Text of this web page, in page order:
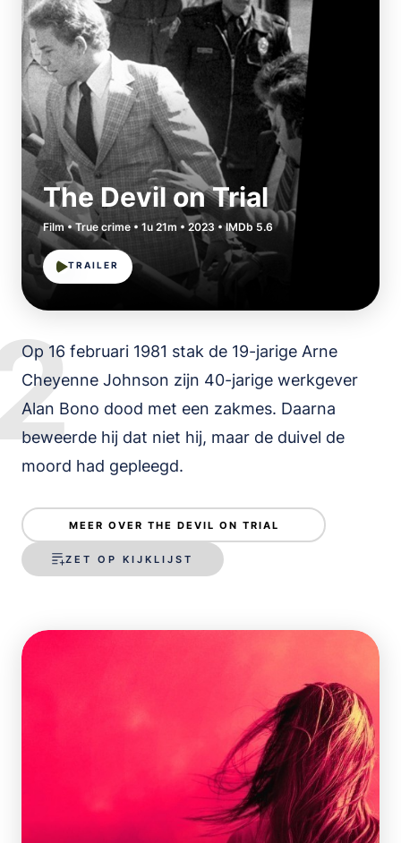
The Devil on Trial
Film • True crime • 1u 21m • 2023 • IMDb 5.6
TRAILER
Op 16 februari 1981 stak de 19-jarige Arne
Cheyenne Johnson zijn 40-jarige werkgever
Alan Bono dood met een zakmes. Daarna
beweerde hij dat niet hij, maar de duivel de
moord had gepleegd.
MEER OVER THE DEVIL ON TRIAL
ZET OP KIJKLIJST